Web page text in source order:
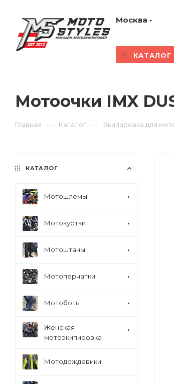
Москва
КАТАЛОГ
Мотоочки IMX
Главная — Каталог — Экипировка для
КАТАЛОГ
Мотошлемы
Мотокуртки
Мотоштаны
Мотоперчатки
Мотоботы
Женская
мотоэкипировка
Мотодождевики